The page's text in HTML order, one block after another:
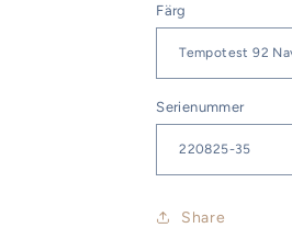
Färg
Serienummer
Share